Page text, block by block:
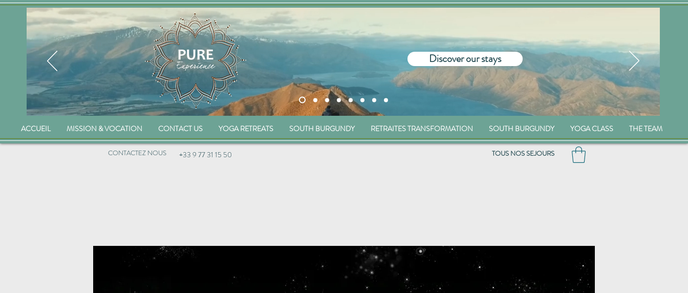
Discover our stays
ACCUEIL MISSION & VOCATION CONTACT US YOGA RETREATS SOUTH BURGUNDY RETRAITES TRANSFORMATION SOUTH BURGUNDY YOGA CLASS THE TEAM
CONTACTEZ NOUS +33 9 77 31 15 50 TOUS NOS SEJOURS